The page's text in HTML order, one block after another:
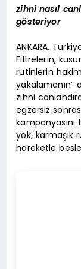
zihni nasıl
gösteriyor
ANKARA,
Filtrelerin,
rutinlerin hakim
yakalamanın”
zihni
egzersiz
kampanyasını
yok, karmaşık
hareketle